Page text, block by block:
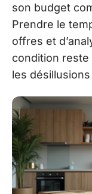
son budget
Prendre le
offres et
condition reste
les